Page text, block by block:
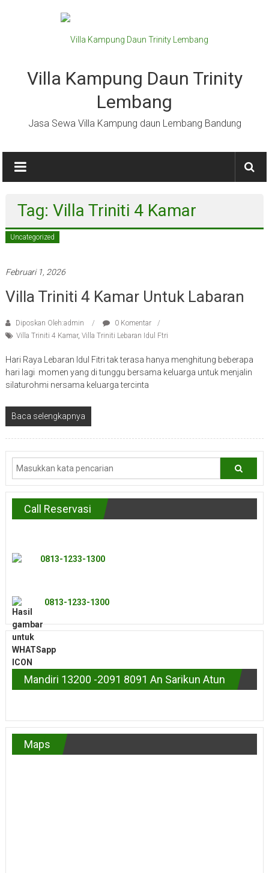
Villa Kampung Daun Trinity
Lembang
Jasa Sewa Villa Kampung daun Lembang Bandung
Tag: Villa Triniti 4 Kamar
Uncategorized
Februari 1, 2026
Villa Triniti 4 Kamar Untuk Labaran
Diposkan Oleh:admin
0 Komentar
Villa Triniti 4 Kamar, Villa Triniti Lebaran Idul Ftri
Hari Raya Lebaran Idul Fitri tak terasa hanya menghitung beberapa
hari lagi momen yang di tunggu bersama keluarga untuk menjalin
silaturohmi nersama keluarga tercinta
Baca selengkapnya
Call Reservasi
0813-1233-1300
0813-1233-1300
Mandiri 13200 -2091 8091 An Sarikun Atun
Maps